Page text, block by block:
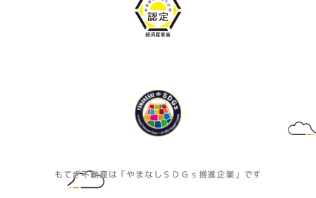
もてぎ不動産は「やまなしＳＤＧｓ推進企業」です